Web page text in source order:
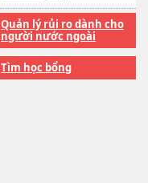
Quản lý rủi ro dành cho
người nước ngoài
Tìm học bổng